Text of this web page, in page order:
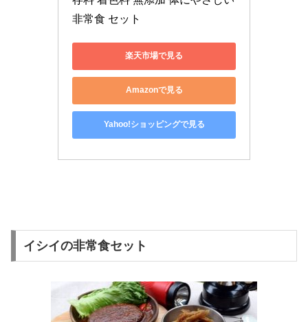
非常食 セット
楽天市場で見る
Amazonで見る
Yahoo!ショッピングで見る
イシイの非常食セット